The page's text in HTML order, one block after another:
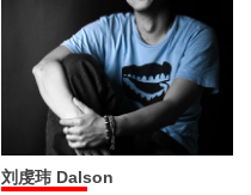
刘虔玮 Dalson